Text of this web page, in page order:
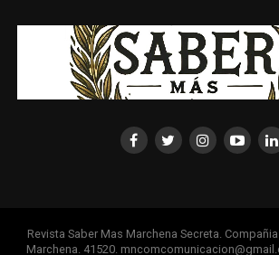
Revista Saber Mas Marchena Secreta.
Marchena. 41520.